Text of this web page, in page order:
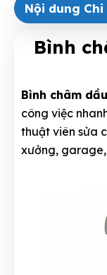
Nội dung
Bình
Bình châm
công việc
thuật viên sửa
xưởng,